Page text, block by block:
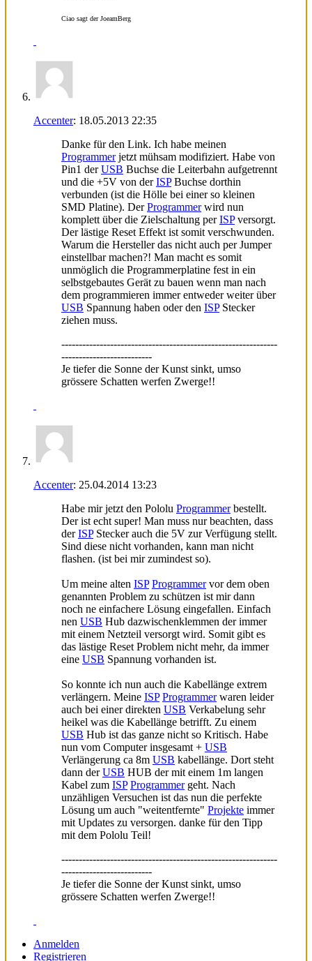
Ciao sagt der JoeamBerg
Accenter: 18.05.2013 22:35
Danke für den Link. Ich habe meinen
Programmerjetzt mühsam modifiziert. Habe von
Pin1 derUSB Buchse die Leiterbahn aufgetrennt
und die +5V von derISPBuchse dorthin
verbunden (ist die Hölle bei einer so kleinen
SMD Platine). DerProgrammerwird nun
komplett über die Zielschaltung perISPversorgt.
Der lästige Reset Effekt ist somit verschwunden.
Warum die Hersteller das nicht auch per Jumper
einstellbar machen?! Man macht es somit
unmöglich die Programmerplatine fest in ein
selbstgebautes Gerät zu bauen wenn man nach
dem programmieren immer entweder weiter über
USB Spannung haben oder den ISPStecker
ziehen muss.
--------------------------------------------------------------
--------------------------
Je tiefer die Sonne der Kunst sinkt, umso
grössere Schatten werfen Zwerge!!
Accenter: 25.04.2014 13:23
Habe mir jetzt den Pololu Programmerbestellt.
Der ist echt super! Man muss nur beachten, dass
derISPStecker auch die 5V zur Verfügung stellt.
Sind diese nicht vorhanden, kann man nicht
flashen. (ist bei mir zumindest so).
Um meine alten ISP Programmervor dem oben
genannten Problem zu schützen ist mir dann
noch ne einfachere Lösung eingefallen. Einfach
nen USB Hub dazwischenklemmen der immer
mit einem Netzteil versorgt wird. Somit gibt es
das lästige Reset Problem nicht mehr, da immer
eine USB Spannung vorhanden ist.
So konnte ich nun auch die Kabellänge extrem
verlängern. Meine ISP Programmerwaren leider
auch bei einer direkten USB Verkabelung sehr
heikel was die Kabellänge betrifft. Zu einem
USB Hub ist das ganze nicht so Kritisch. Habe
nun vom Computer insgesamt + USB
Verlängerung ca 8m USB kabellänge. Dort steht
dann derUSB HUB der mit einem 1m langen
Kabel zum ISP Programmergeht. Nach
unzähligen Versuchen ist das nun die perfekte
Lösung um auch "weitentfernte" Projekte immer
mit Updates zu versorgen. danke für den Tipp
mit dem Pololu Teil!
--------------------------------------------------------------
--------------------------
Je tiefer die Sonne der Kunst sinkt, umso
grössere Schatten werfen Zwerge!!
Anmelden
Registrieren